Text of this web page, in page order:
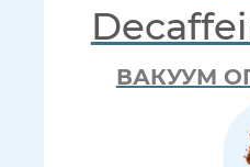
ВАКУУМ